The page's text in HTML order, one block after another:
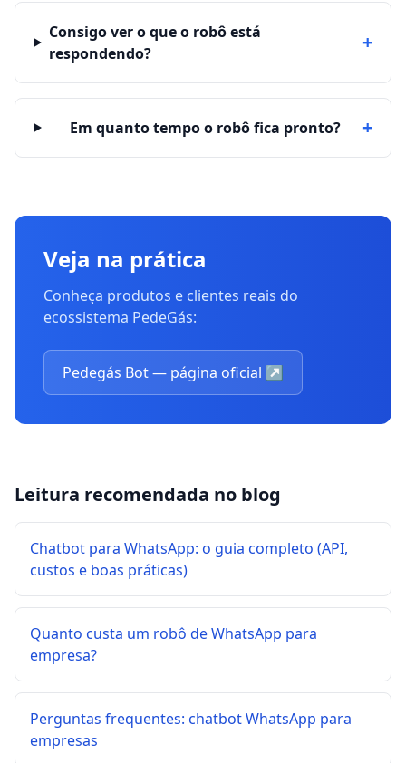
Consigo ver o que o robô está
respondendo?
+
Em quanto tempo o robô fica pronto? +
Veja na prática
Conheça produtos e clientes reais do
ecossistema PedeGás:
Pedegás Bot — página oficial ↗
Leitura recomendada no blog
Chatbot para WhatsApp: o guia completo (API,
custos e boas práticas)
Quanto custa um robô de WhatsApp para
empresa?
Perguntas frequentes: chatbot WhatsApp para
empresas